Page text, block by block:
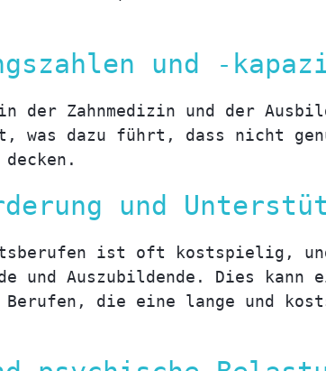
und -
der Zahnmedizin und der
was dazu führt, dass nicht
und
ist oft kostspielig,
und Auszubildende. Dies
die eine lange und